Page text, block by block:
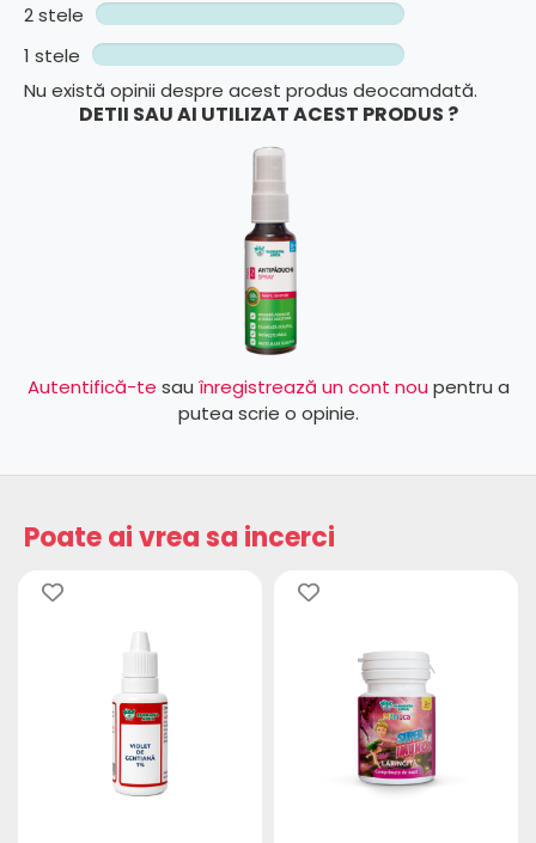
2 stele
1 stele
Nu există opinii despre acest produs deocamdată.
DETII SAU AI UTILIZAT ACEST PRODUS ?
Autentifică-te sau înregistrează un cont nou pentru a
putea scrie o opinie.
Poate ai vrea sa incerci